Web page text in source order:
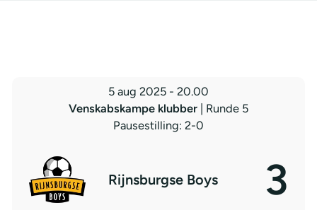
5 aug 2025 - 20.00
Venskabskampe klubber
| Runde 5
Pausestilling: 2-0
Rijnsburgse Boys 3